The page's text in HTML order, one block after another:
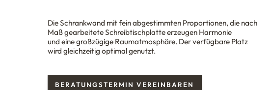
Die Schrankwand mit fein abgestimmten Proportionen, die nach
Maß gearbeitete Schreibtischplatte erzeugen Harmonie
und eine großzügige Raumatmosphäre. Der verfügbare Platz
wird gleichzeitig optimal genutzt.
BERATUNGSTERMIN VEREINBAREN